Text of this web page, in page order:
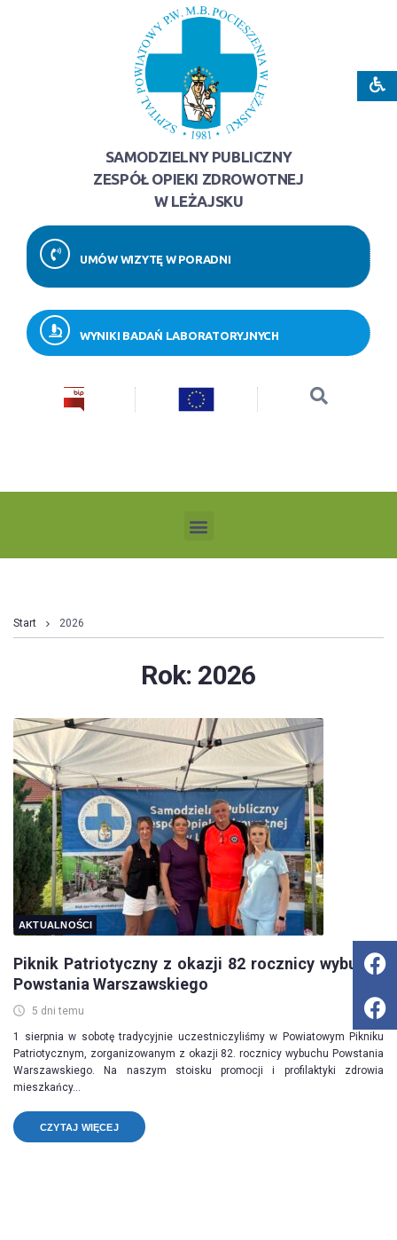
SAMODZIELNY PUBLICZNY
ZESPÓŁ OPIEKI ZDROWOTNEJ
W LEŻAJSKU
UMÓW WIZYTĘ W PORADNI
WYNIKI BADAŃ LABORATORYJNYCH
Start 2026
Rok: 2026
AKTUALNOŚCI
Piknik Patriotyczny z okazji 82 rocznicy wybuchu
Powstania Warszawskiego
5 dni temu
1 sierpnia w sobotę tradycyjnie uczestniczyliśmy w Powiatowym Pikniku
Patriotycznym, zorganizowanym z okazji 82. rocznicy wybuchu Powstania
Warszawskiego. Na naszym stoisku promocji i profilaktyki zdrowia
mieszkańcy...
CZYTAJ WIĘCEJ